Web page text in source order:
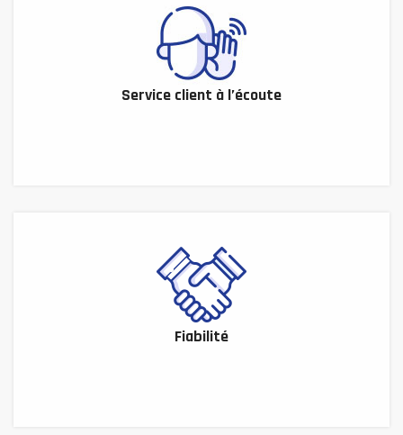
Service client à l’écoute
Fiabilité